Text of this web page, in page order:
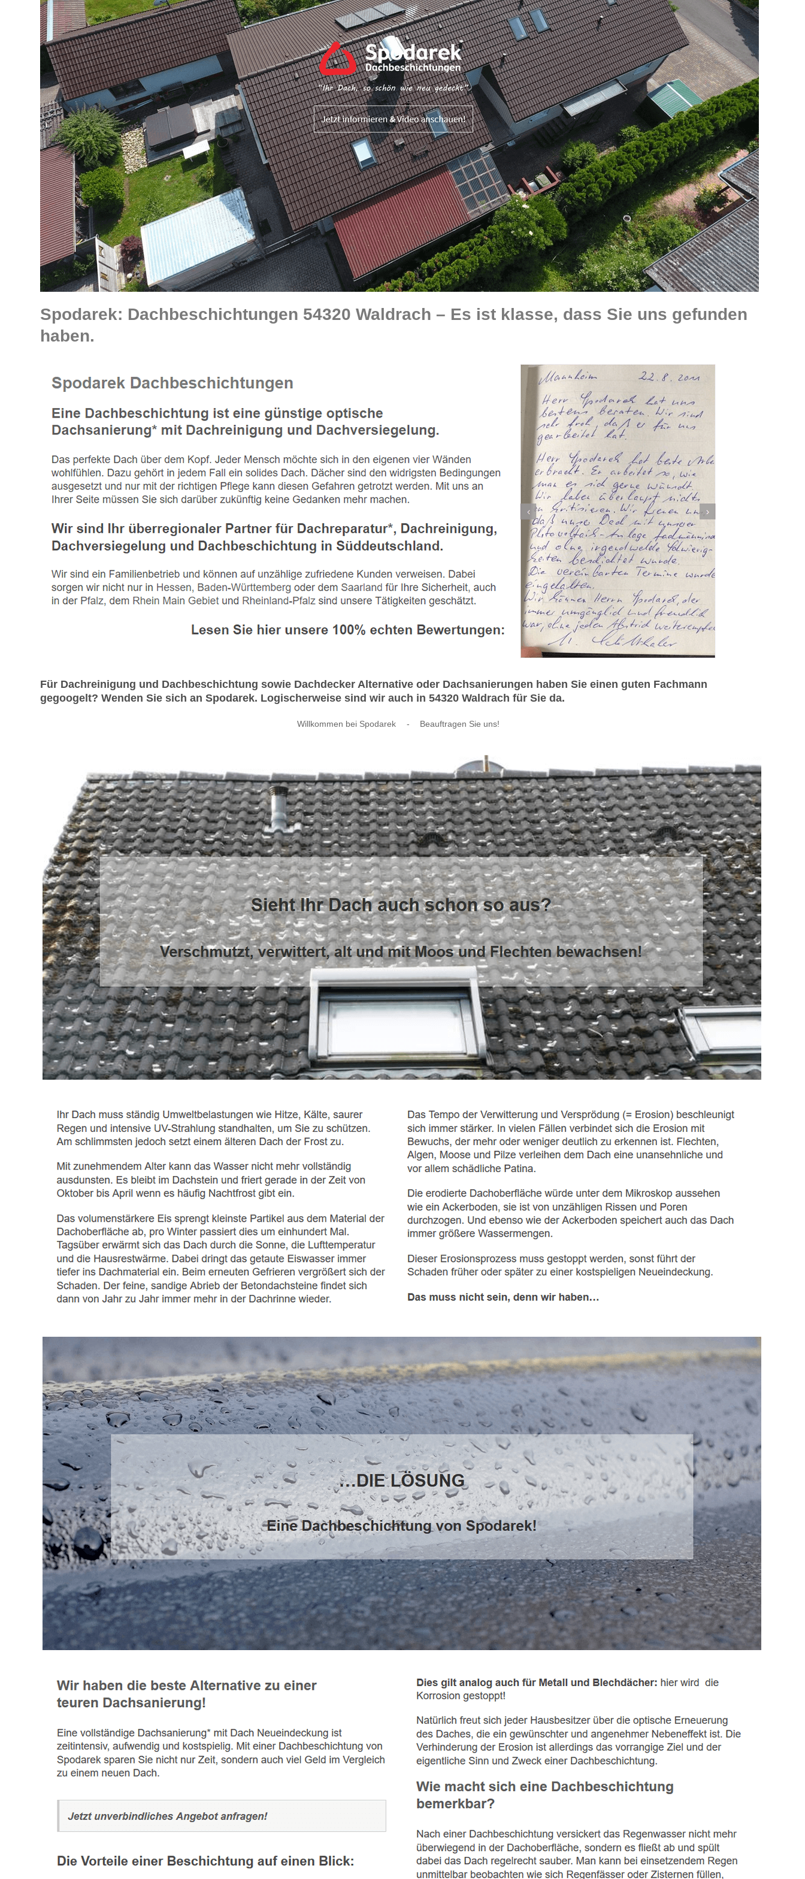
Spodarek: Dachbeschichtungen 54320 Waldrach – Es ist klasse, dass Sie uns gefunden
haben.
Für Dachreinigung und Dachbeschichtung sowie Dachdecker Alternative oder Dachsanierungen haben Sie einen guten Fachmann
gegoogelt? Wenden Sie sich an Spodarek. Logischerweise sind wir auch in 54320 Waldrach für Sie da.
Willkommen bei Spodarek - Beauftragen Sie uns!